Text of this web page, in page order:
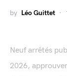
by Léo Guittet
Neuf arrêtés
2026,